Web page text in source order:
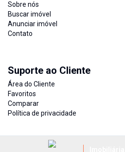
Sobre nós
Buscar imóvel
Anunciar imóvel
Contato
Suporte ao Cliente
Área do Cliente
Favoritos
Comparar
Política de privacidade